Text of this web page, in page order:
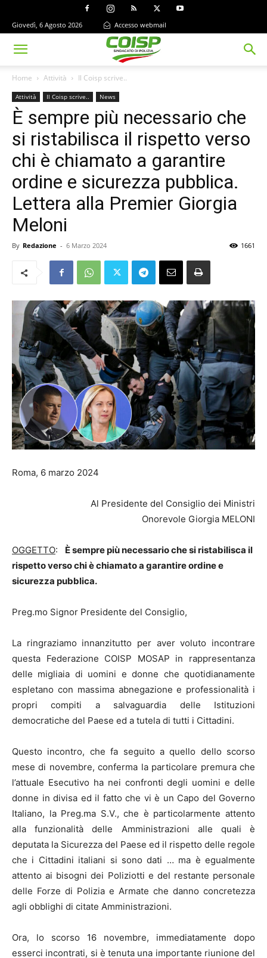
Giovedì, 6 Agosto 2026 Accesso webmail
Home Attività Il Coisp scrive..
Attività Il Coisp scrive.. News
È sempre più necessario che
si ristabilisca il rispetto verso
chi è chiamato a garantire
ordine e sicurezza pubblica.
Lettera alla Premier Giorgia
Meloni
By Redazione - 6 Marzo 2024 1661
Roma, 6 marzo 2024
Al Presidente del Consiglio dei Ministri
Onorevole Giorgia MELONI
OGGETTO: È sempre più necessario che si ristabilisca il
rispetto verso chi è chiamato a garantire ordine e
sicurezza pubblica.
Preg.mo Signor Presidente del Consiglio,
La ringraziamo innanzitutto per aver voluto incontrare
questa Federazione COISP MOSAP in rappresentanza
delle migliaia di uomini e donne che quotidianamente
espletano con massima abnegazione e professionalità i
propri compiti a salvaguardia delle Istituzioni
democratiche del Paese ed a tutela di tutti i Cittadini.
Questo incontro, che fa seguito a quello dello scorso
mese di novembre, conferma la particolare premura che
l’attuale Esecutivo ha nei confronti degli uomini e delle
donne in divisa ed il fatto che vi è un Capo del Governo
Italiano, la Preg.ma S.V., che è particolarmente attento
alla funzionalità delle Amministrazioni alle quali è
deputata la Sicurezza del Paese ed il rispetto delle regole
che i Cittadini italiani si sono dati … ma è egualmente
attento ai bisogni dei Poliziotti e del restante personale
delle Forze di Polizia e Armate che danno concretezza
agli obblighi di citate Amministrazioni.
Ora, lo scorso 16 novembre, immediatamente dopo
esserci incontrati, si è tenuta una importante riunione del